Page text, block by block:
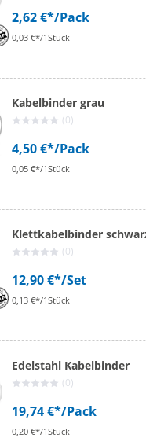
2,62 €*/Pack
0,03 €*/1Stück
Kabelbinder grau
(0)
4,50 €*/Pack
0,05 €*/1Stück
Klettkabelbinder
(0)
12,90 €*/Set
0,13 €*/1Stück
Edelstahl Kabelbinder
(0)
19,74 €*/Pack
0,20 €*/1Stück